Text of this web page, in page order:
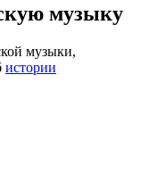
музыку
музыки,
истории